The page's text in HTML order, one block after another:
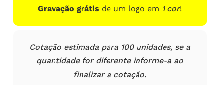
Gravação grátis de um logo em 1 cor!
Cotação estimada para 100 unidades, se a
quantidade for diferente informe-a ao
finalizar a cotação.